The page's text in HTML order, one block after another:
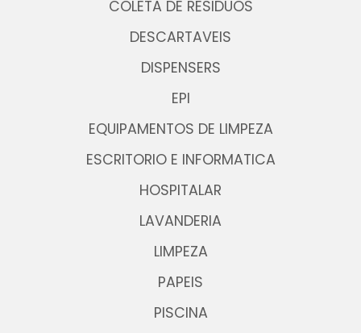
COLETA DE RESIDUOS
DESCARTAVEIS
DISPENSERS
EPI
EQUIPAMENTOS DE LIMPEZA
ESCRITORIO E INFORMATICA
HOSPITALAR
LAVANDERIA
LIMPEZA
PAPEIS
PISCINA